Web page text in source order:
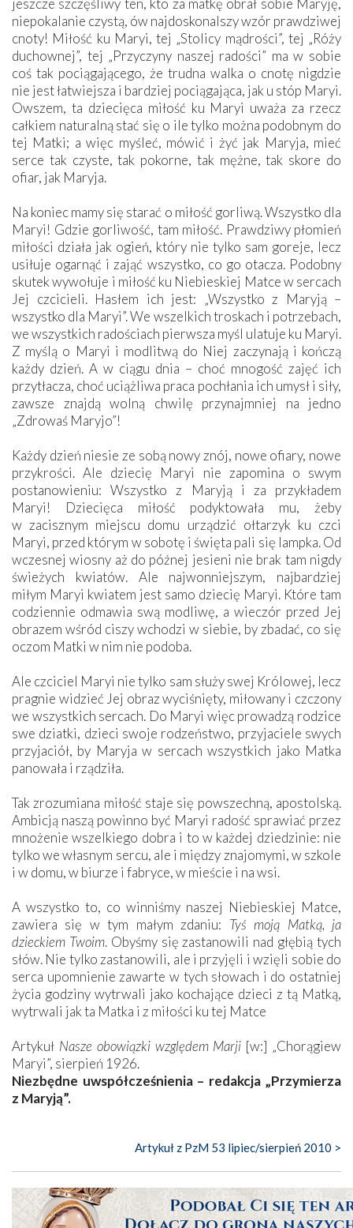
niepokalanie czystą, ów najdoskonalszy wzór prawdziwej
cnoty! Miłość ku Maryi, tej „Stolicy mądrości”, tej „Róży
duchownej”, tej „Przyczyny naszej radości” ma w sobie
coś tak pociągającego, że trudna walka o cnotę nigdzie
nie jest łatwiejsza i bardziej pociągająca, jak u stóp Maryi.
Owszem, ta dziecięca miłość ku Maryi uważa za rzecz
całkiem naturalną stać się o ile tylko można podobnym do
tej Matki; a więc myśleć, mówić i żyć jak Maryja, mieć
serce tak czyste, tak pokorne, tak mężne, tak skore do
ofiar, jak Maryja.
Na koniec mamy się starać o miłość gorliwą. Wszystko dla
Maryi! Gdzie gorliwość, tam miłość. Prawdziwy płomień
miłości działa jak ogień, który nie tylko sam goreje, lecz
usiłuje ogarnąć i zająć wszystko, co go otacza. Podobny
skutek wywołuje i miłość ku Niebieskiej Matce w sercach
Jej czcicieli. Hasłem ich jest: „Wszystko z Maryją –
wszystko dla Maryi”. We wszelkich troskach i potrzebach,
we wszystkich radościach pierwsza myśl ulatuje ku Maryi.
Z myślą o Maryi i modlitwą do Niej zaczynają i kończą
każdy dzień. A w ciągu dnia – choć mnogość zajęć ich
przytłacza, choć uciążliwa praca pochłania ich umysł i siły,
zawsze znajdą wolną chwilę przynajmniej na jedno
„Zdrowaś Maryjo”!
Każdy dzień niesie ze sobą nowy znój, nowe ofiary, nowe
przykrości. Ale dziecię Maryi nie zapomina o swym
postanowieniu: Wszystko z Maryją i za przykładem
Maryi! Dziecięca miłość podyktowała mu, żeby
w zacisznym miejscu domu urządzić ołtarzyk ku czci
Maryi, przed którym w sobotę i święta pali się lampka. Od
wczesnej wiosny aż do późnej jesieni nie brak tam nigdy
świeżych kwiatów. Ale najwonniejszym, najbardziej
miłym Maryi kwiatem jest samo dziecię Maryi. Które tam
codziennie odmawia swą modliwę, a wieczór przed Jej
obrazem wśród ciszy wchodzi w siebie, by zbadać, co się
oczom Matki w nim nie podoba.
Ale czciciel Maryi nie tylko sam służy swej Królowej, lecz
pragnie widzieć Jej obraz wyciśnięty, miłowany i czczony
we wszystkich sercach. Do Maryi więc prowadzą rodzice
swe dziatki, dzieci swoje rodzeństwo, przyjaciele swych
przyjaciół, by Maryja w sercach wszystkich jako Matka
panowała i rządziła.
Tak zrozumiana miłość staje się powszechną, apostolską.
Ambicją naszą powinno być Maryi radość sprawiać przez
mnożenie wszelkiego dobra i to w każdej dziedzinie: nie
tylko we własnym sercu, ale i między znajomymi, w szkole
i w domu, w biurze i fabryce, w mieście i na wsi.
A wszystko to, co winniśmy naszej Niebieskiej Matce,
zawiera się w tym małym zdaniu: Tyś moją Matką, ja
dzieckiem Twoim. Obyśmy się zastanowili nad głębią tych
słów. Nie tylko zastanowili, ale i przyjęli i wzięli sobie do
serca upomnienie zawarte w tych słowach i do ostatniej
życia godziny wytrwali jako kochające dzieci z tą Matką,
wytrwali jak ta Matka i z miłości ku tej Matce
Artykuł Nasze obowiązki względem Marji [w:] „Chorągiew
Maryi”, sierpień 1926.
Niezbędne uwspółcześnienia – redakcja „Przymierza
z Maryją”.
Artykuł z PzM 53 lipiec/sierpień 2010 >